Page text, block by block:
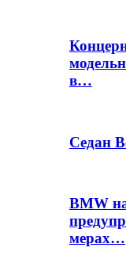
в…
Седан
BMW
мерах…